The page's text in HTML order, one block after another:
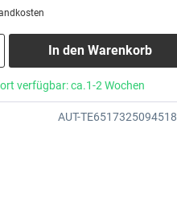
In den Warenkorb
verfügbar: ca.1-2 Wochen
AUT-TE6517325094518